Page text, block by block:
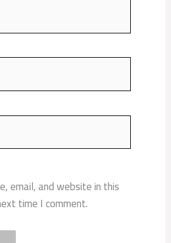
email, and website in this
time I comment.